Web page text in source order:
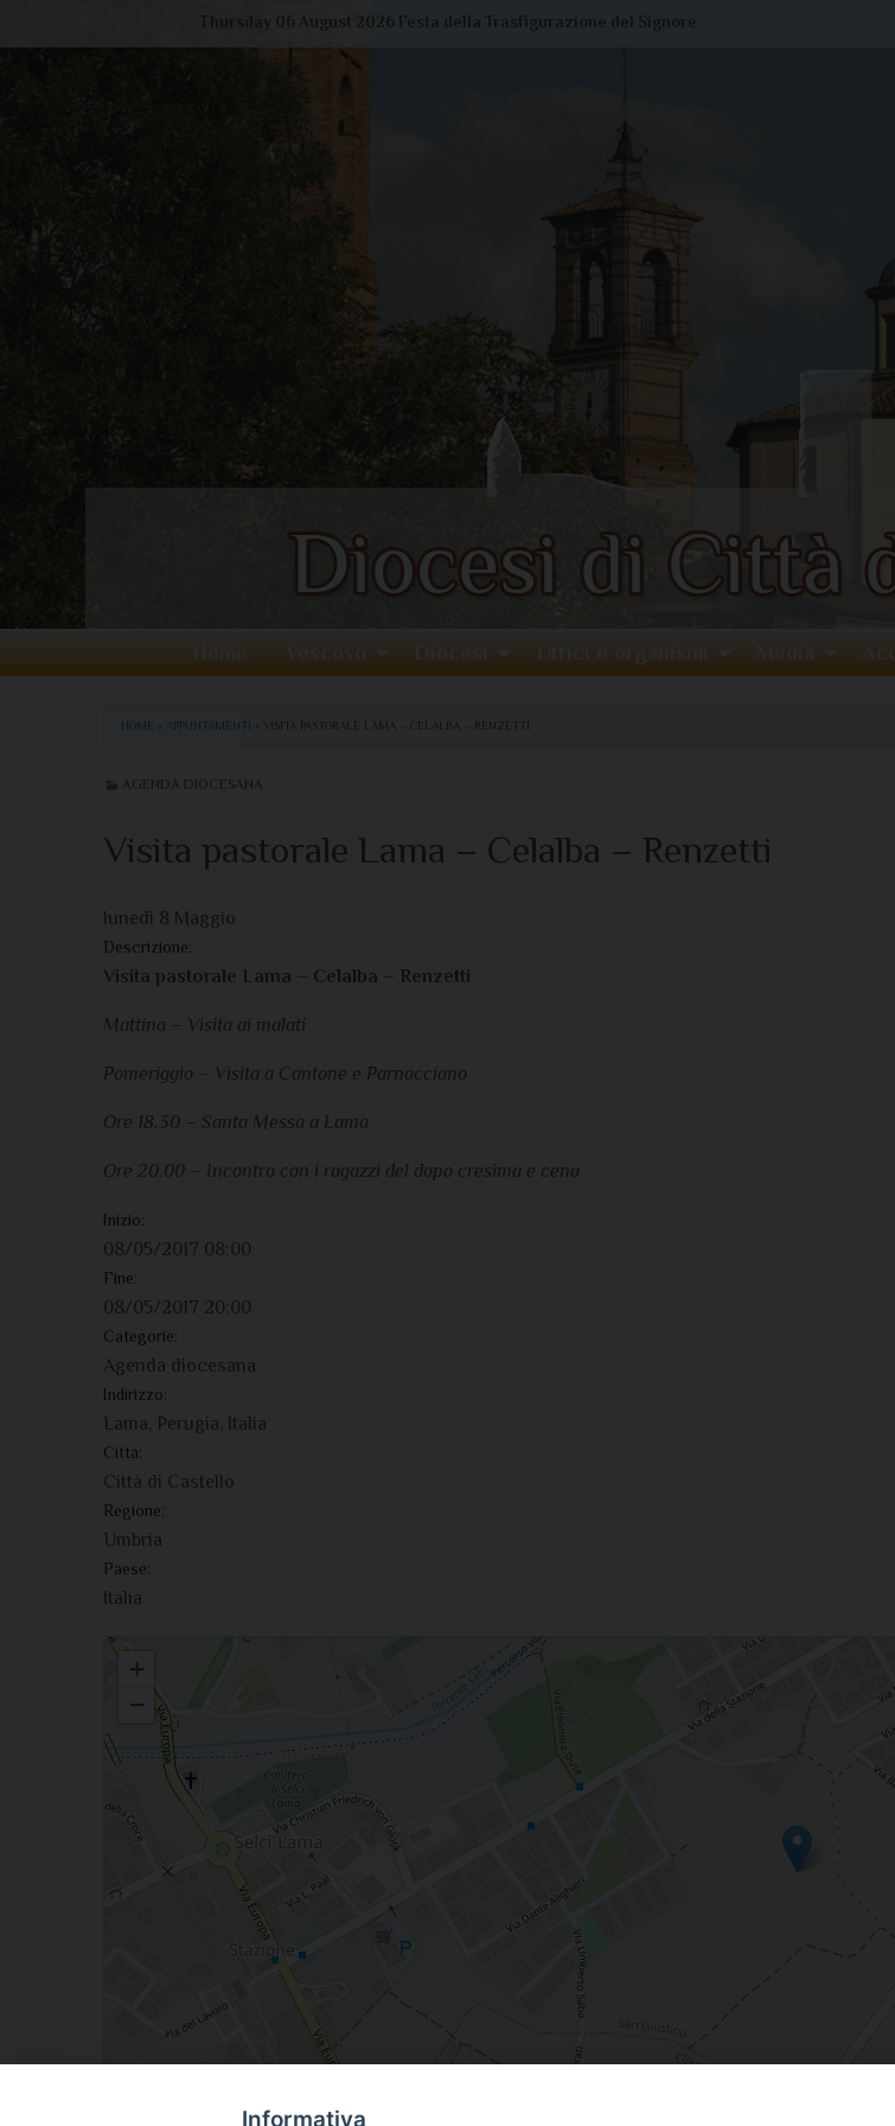
Thursday 06 August 2026 Festa della Trasfigurazione del Signore
Home Vescovo Diocesi Uffici e organismi Media
HOME APPUNTAMENTI VISITA PASTORALE LAMA – CELALBA – RENZETTI
AGENDA DIOCESANA
Visita pastorale Lama – Celalba – Renzetti
lunedì 8 Maggio
Descrizione:
Visita pastorale Lama – Celalba – Renzetti
Mattina – Visita ai malati
Pomeriggio – Visita a Cantone e Parnacciano
Ore 18.30 – Santa Messa a Lama
Ore 20.00 – Incontro con i ragazzi del dopo cresima e cena
Inizio:
08/05/2017 08:00
Fine:
08/05/2017 20:00
Categorie:
Agenda diocesana
Indirizzo:
Lama, Perugia, Italia
Città:
Città di Castello
Regione:
Umbria
Paese:
Italia
Visita pastorale Lama – Celalba – Renzetti
+
−
Informativa